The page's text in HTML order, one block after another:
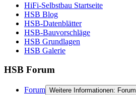
HiFi-Selbstbau Startseite
HSB Blog
HSB-Datenblätter
HSB-Bauvorschläge
HSB Grundlagen
HSB Galerie
HSB Forum
Forum Weitere Informationen: Forum